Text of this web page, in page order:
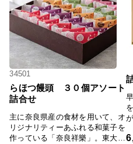
34501
らほつ饅頭 ３０個アソート
詰合せ
主に奈良県産の食材を用いて、オ
リジナリティーあふれる和菓子を
作っている「奈良祥樂」。東大寺